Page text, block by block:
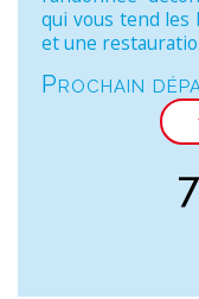
qui vous tend les
et une
Prochain